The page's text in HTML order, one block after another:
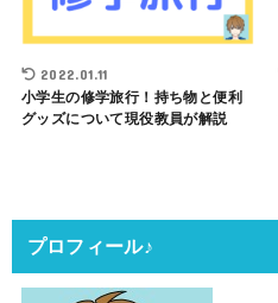
2022.01.11
小学生の修学旅行！持ち物と便利
グッズについて現役教員が解説
プロフィール♪